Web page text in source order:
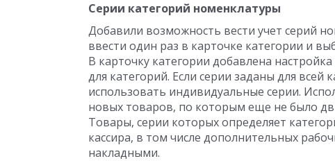
Серии категорий номенклатуры
Добавили возможность вести учет серий
ввести один раз в карточке категории и
В карточку категории добавлена
для категорий. Если серии заданы для всей
использовать индивидуальные серии.
новых товаров, по которым еще не было
Товары, серии которых определяет
кассира, в том числе дополнительных
накладными.